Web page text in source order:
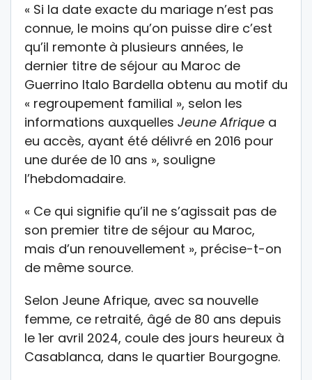
« Si la date exacte du mariage n’est pas
connue, le moins qu’on puisse dire c’est
qu’il remonte à plusieurs années, le
dernier titre de séjour au Maroc de
Guerrino Italo Bardella obtenu au motif du
« regroupement familial », selon les
informations auxquelles Jeune Afrique a
eu accès, ayant été délivré en 2016 pour
une durée de 10 ans », souligne
l’hebdomadaire.
« Ce qui signifie qu’il ne s’agissait pas de
son premier titre de séjour au Maroc,
mais d’un renouvellement », précise-t-on
de même source.
Selon Jeune Afrique, avec sa nouvelle
femme, ce retraité, âgé de 80 ans depuis
le 1er avril 2024, coule des jours heureux à
Casablanca, dans le quartier Bourgogne.